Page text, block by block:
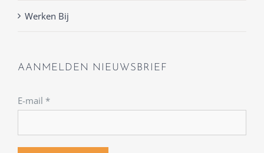
Werken Bij
AANMELDEN NIEUWSBRIEF
E-mail *